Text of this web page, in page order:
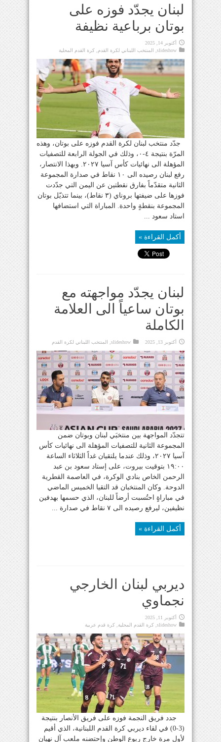
لبنان يجدّد فوزه على
بوتان برباعية نظيفة
أكتوبر 14, 2025
slideshow
المنتخب اللبناني لكرة القدم كرة القدم المحلية
جدّد منتخب لبنان لكرة القدم فوزه على بوتان، وهذه
المرّة بنتيجة ٤-٠، وذلك في الجولة الرابعة للتصفيات
المؤهلة الى نهائيات كأس آسيا ٢٠٢٧. وبهذا الانتصار،
رفع لبنان رصيده الى ١٠ نقاط في صدارة المجموعة
الثانية متقدّماً بفارق نقطتين عن اليمن التي جدّدت
فوزها على ضيفتها بروناي (٣ نقاط)، بينما تتذيّل بوتان
المجموعة بنقطةٍ واحدة. المباراة التي استضافها
استاد سعود ...
أكمل القراءة »
لبنان يجدّد مواجهته مع
بوتان ساعياً الى العلامة
الكاملة
أكتوبر 13, 2025 slideshow المنتخب اللبناني لكرة القدم
تتجدّد المواجهة بين منتخبَي لبنان وبوتان ضمن
المجموعة الثانية للتصفيات المؤهلة الى نهائيات كأس
آسيا ٢٠٢٧، وذلك عندما يلتقيان غداً الثلاثاء الساعة
١٩:٠٠ بتوقيت بيروت، على إستاد سعود بن عبد
الرحمن الخاص بنادي الوكرة، في العاصمة القطرية
الدوحة. وكان المنتخبان قد التقيا الخميس الماضي
في مباراةٍ احتُسبت أرضاً للبنان، الذي حسمها بهدفين
نظيفين، ليرفع رصيده الى ٧ نقاط في صدارة ...
أكمل القراءة »
ديربي لبنان الخارجي
نجماوي
أكتوبر 11, 2025
slideshow كرة القدم المحلية كرة قدم عربية
جدد فريق النجمة فوزه على فريق الأنصار بنتيجة
(3-0) في لقاء ديربي كرة القدم اللبنانية، الذي أقيم
لأول مرة خارج ربوع الوطن وإحتضنه ملعب آل نهيان